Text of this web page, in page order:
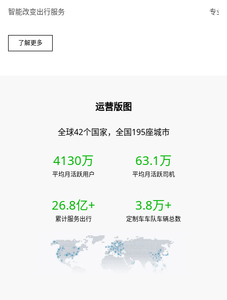
智能改变出行服务
专业
了解更多
运营版图
全球42个国家，全国195座城市
2
4
5
7
8
9
1
2
4
5
6
8
9
0
1
3
4
6
7
8
0
1
3
4
5
7
8
9
万
平均月活跃用户
4
6
7
9
0
1
3
4
6
7
8
9
.1
2
4
5
6
8
9
万
平均月活跃司机
0
2
3
5
6
0
2
3
4
6
7
9
.
2
4
5
6
8
9
亿+
累计服务出行
0
1
3
4
6
7
8
.
2
4
5
6
8
9
万+
定制车车队车辆总数